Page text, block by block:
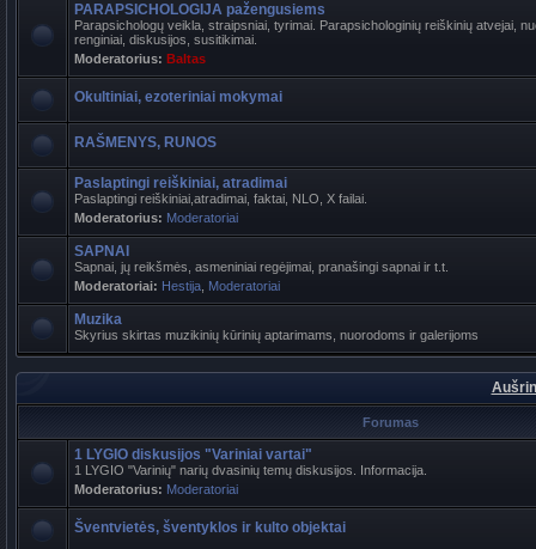
PARAPSICHOLOGIJA pažengusiems
Parapsichologų veikla, straipsniai, tyrimai. Parapsichologinių reiškinių atvejai,
renginiai, diskusijos, susitikimai.
Moderatorius: Baltas
Okultiniai, ezoteriniai mokymai
RAŠMENYS, RUNOS
Paslaptingi reiškiniai, atradimai
Paslaptingi reiškiniai,atradimai, faktai, NLO, X failai.
Moderatorius: Moderatoriai
SAPNAI
Sapnai, jų reikšmės, asmeniniai regėjimai, pranašingi sapnai ir t.t.
Moderatoriai: Hestija Moderatoriai
Muzika
Skyrius skirtas muzikinių kūrinių aptarimams, nuorodoms ir galerijoms
Forumas
1 LYGIO diskusijos "Variniai vartai"
1 LYGIO "Varinių" narių dvasinių temų diskusijos. Informacija.
Moderatorius: Moderatoriai
Šventvietės, šventyklos ir kulto objektai